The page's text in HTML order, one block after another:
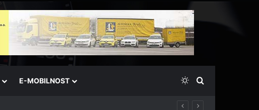
E-MOBILNOST Switch skin
Išči